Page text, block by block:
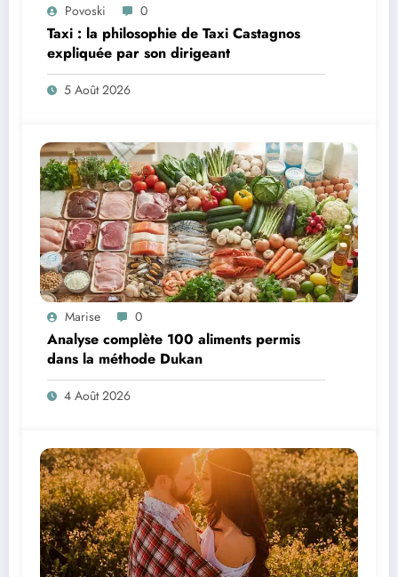
Povoski 0
Taxi : la philosophie de Taxi Castagnos
expliquée par son dirigeant
5 Août 2026
Marise 0
Analyse complète 100 aliments permis
dans la méthode Dukan
4 Août 2026